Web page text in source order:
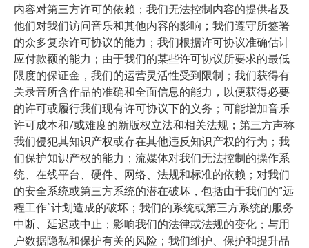
内容对第三方许可的依赖；我们无法控制内容的提供者及
他们对我们访问音乐和其他内容的影响；我们遵守所签署
的众多复杂许可协议的能力；我们根据许可协议准确估计
应付款额的能力；由于我们的某些许可协议所要求的最低
限度的保证金，我们的运营灵活性受到限制；我们获得有
关录音所含作品的准确和全面信息的能力，以便获得必要
的许可或履行我们现有许可协议下的义务；可能增加音乐
许可成本和/或难度的新版权立法和相关法规；第三方声称
我们侵犯其知识产权或存在其他违反知识产权的行为；我
们保护知识产权的能力；流媒体对我们无法控制的操作系
统、在线平台、硬件、网络、法规和标准的依赖；对我们
的安全系统或第三方系统的潜在破坏，包括由于我们的“远
程工作”计划造成的破坏；我们的系统或第三方系统的服务
中断、延迟或中止；影响我们的法律或法规的变化；与用
户数据隐私和保护有关的风险；我们维护、保护和提升品